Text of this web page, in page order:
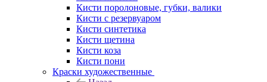
Кисти поролоновые, губки, валики
Кисти с резервуаром
Кисти синтетика
Кисти щетина
Кисти коза
Кисти пони
Краски художественные